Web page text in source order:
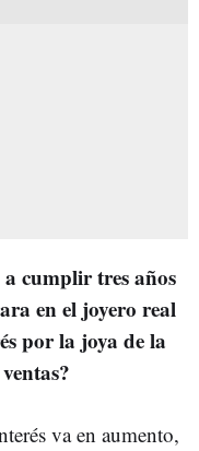
cumplir tres años
en el joyero real
por la joya de la
va en aumento,